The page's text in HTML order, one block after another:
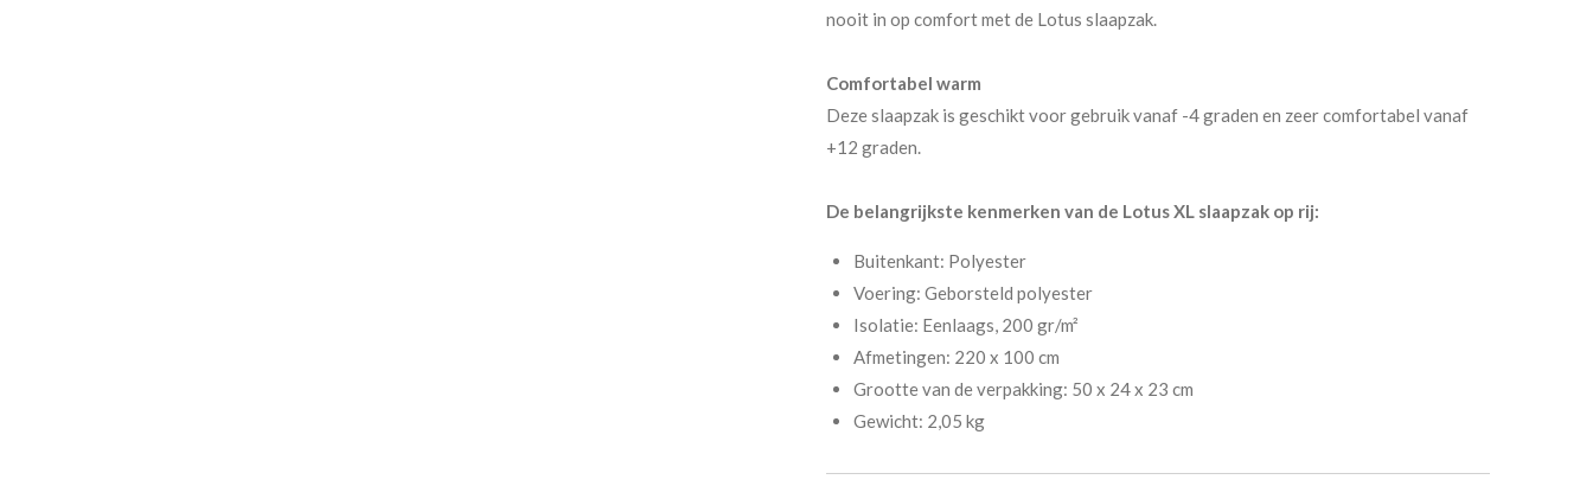
nooit in op comfort met de Lotus slaapzak.
Comfortabel warm
Deze slaapzak is geschikt voor gebruik vanaf -4 graden en zeer comfortabel vanaf
+12 graden.
De belangrijkste kenmerken van de Lotus XL slaapzak op rij:
Buitenkant: Polyester
Voering: Geborsteld polyester
Isolatie: Eenlaags, 200 gr/m²
Afmetingen: 220 x 100 cm
Grootte van de verpakking: 50 x 24 x 23 cm
Gewicht: 2,05 kg